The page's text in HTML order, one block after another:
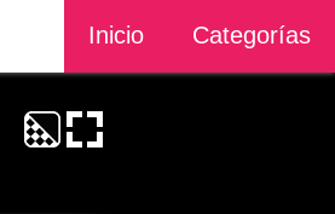
Inicio Categorías